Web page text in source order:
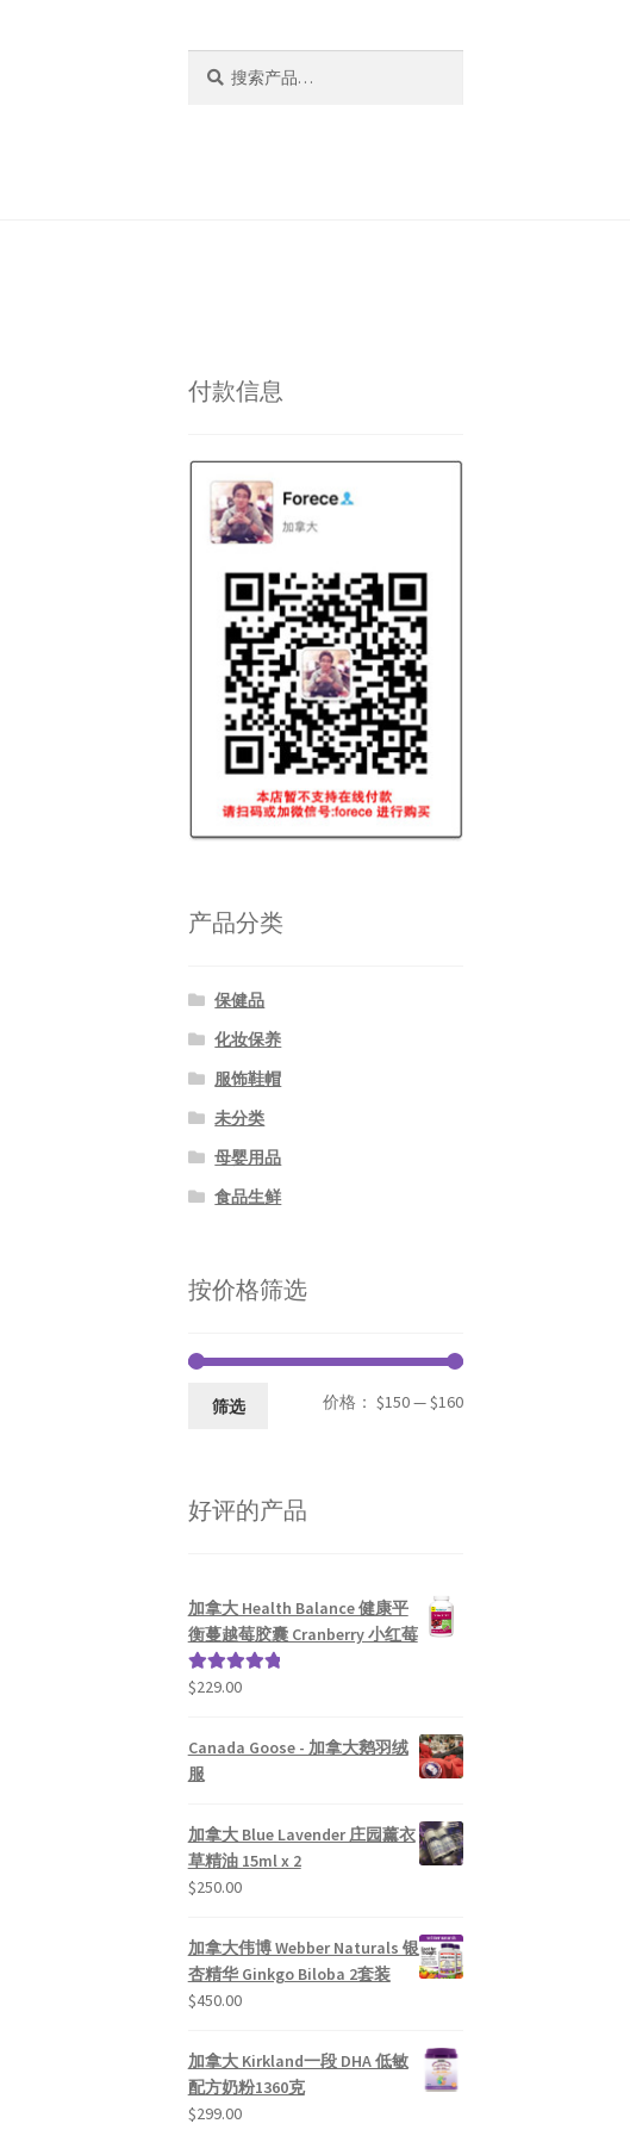
索：
付款信息
产品分类
保健品
化妆保养
服饰鞋帽
未分类
母婴用品
食品生鲜
按价格筛选
最
最
筛选 价格： $150—$160
好评的产品
加拿大 Health Balance 健康平
衡蔓越莓胶囊 Cranberry 小红莓
评分5.00
$229.00
Canada Goose - 加拿大鹅羽绒
服
加拿大 Blue Lavender 庄园薰衣
草精油 15ml x 2
$250.00
加拿大伟博 Webber Naturals 银
杏精华 Ginkgo Biloba 2套装
$450.00
加拿大 Kirkland一段 DHA 低敏
配方奶粉1360克
$299.00